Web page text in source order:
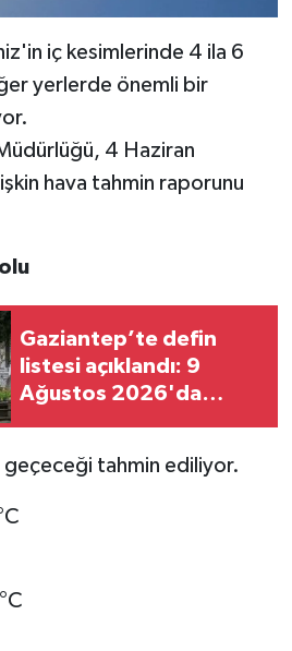
iç kesimlerinde 4 ila 6
yerlerde önemli bir
4 Haziran
hava tahmin raporunu
Gaziantep’te defin
listesi açıklandı: 9
Ağustos 2026'da
geçeceği tahmin ediliyor.